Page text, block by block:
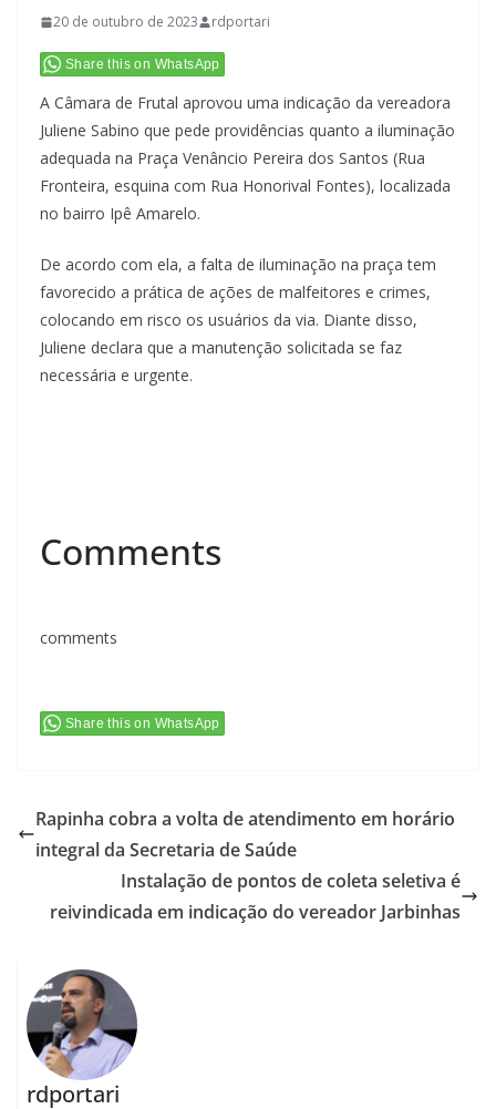
20 de outubro de 2023 rdportari
Share this on WhatsApp
A Câmara de Frutal aprovou uma indicação da vereadora
Juliene Sabino que pede providências quanto a iluminação
adequada na Praça Venâncio Pereira dos Santos (Rua
Fronteira, esquina com Rua Honorival Fontes), localizada
no bairro Ipê Amarelo.
De acordo com ela, a falta de iluminação na praça tem
favorecido a prática de ações de malfeitores e crimes,
colocando em risco os usuários da via. Diante disso,
Juliene declara que a manutenção solicitada se faz
necessária e urgente.
Comments
comments
Share this on WhatsApp
Rapinha cobra a volta de atendimento em horário
integral da Secretaria de Saúde
Instalação de pontos de coleta seletiva é
reivindicada em indicação do vereador Jarbinhas
rdportari